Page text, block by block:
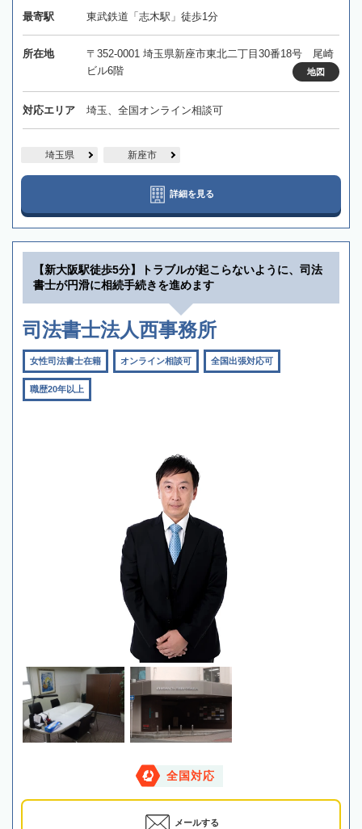
最寄駅 東武鉄道「志木駅」徒歩1分
所在地
〒352-0001 埼玉県新座市東北二丁目30番18号 尾崎
ビル6階
地図
対応エリア 埼玉、全国オンライン相談可
埼玉県 新座市
詳細を見る
【新大阪駅徒歩5分】トラブルが起こらないように、司法
書士が円滑に相続手続きを進めます
司法書士法人西事務所
女性司法書士在籍 オンライン相談可 全国出張対応可
職歴20年以上
全国対応
メールする